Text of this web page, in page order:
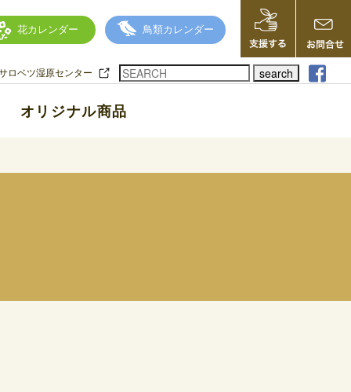
花カレンダー 鳥類カレンダー
ロベツ湿原センター search
オリジナル商品